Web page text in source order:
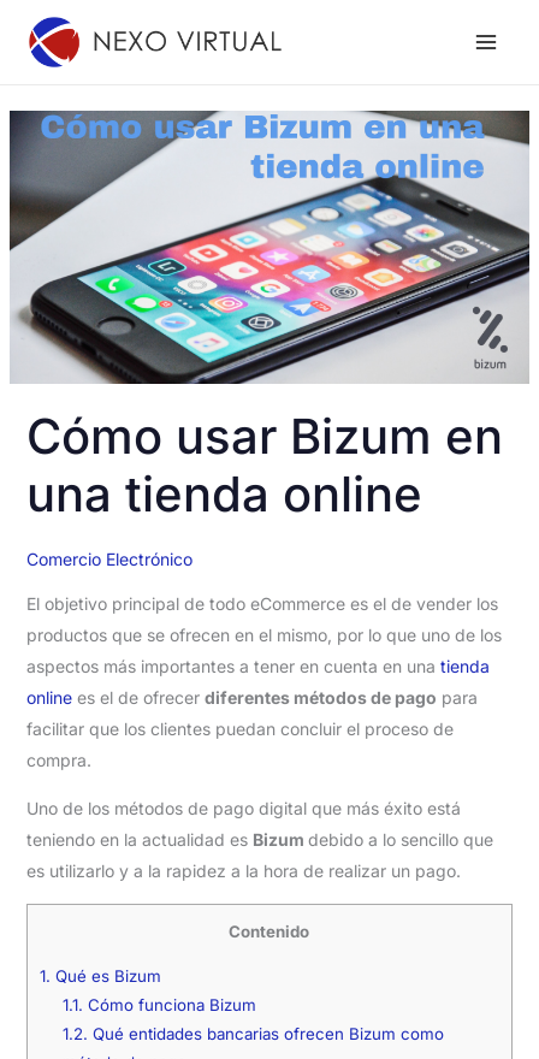
Cómo usar Bizum en
una tienda online
Comercio Electrónico
El objetivo principal de todo eCommerce es el de vender los
productos que se ofrecen en el mismo, por lo que uno de los
aspectos más importantes a tener en cuenta en una tienda
onlinees el de ofrecer diferentes métodos de pago para
facilitar que los clientes puedan concluir el proceso de
compra.
Uno de los métodos de pago digital que más éxito está
teniendo en la actualidad es Bizum debido a lo sencillo que
es utilizarlo y a la rapidez a la hora de realizar un pago.
Contenido
1. Qué es Bizum
1.1. Cómo funciona Bizum
1.2. Qué entidades bancarias ofrecen Bizum como